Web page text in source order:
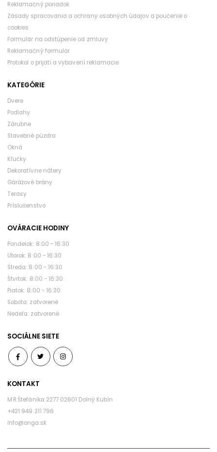
Reklamačný poriadok
Zásady spracovania a ochrany osobných údajov a poučenie o
cookies
Formulár na odstúpenie od zmluvy
Reklamačný formulár
Protokol o prijatí a vybavení reklamacie
KATEGÓRIE
Dvere
Podlahy
Zárubne
Stavebné púzdra
Okná
Kľučky
Dekoratívne nátery
Gárážové brány
Terasy
Príslušenstvo
OVÁRACIE HODINY
pondelok: 8:00 - 16:30
utorok: 8:00 - 16:30
streda: 8:00 - 16:30
štvrtok: 8:00 - 16:30
piatok: 8:00 - 16:30
sobota: zatvorené
nedeľa: zatvorené
SOCIÁLNE SIETE
KONTAKT
M.R.Štefánika 2277 02601 Dolný Kubín
+421 949 211 796
info@onga.sk